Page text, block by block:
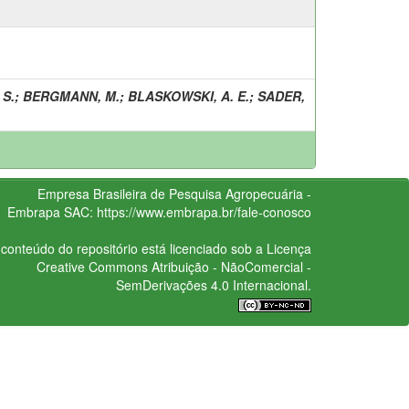
; BERGMANN, M.; BLASKOWSKI, A. E.; SADER,
Empresa Brasileira de Pesquisa Agropecuária -
Embrapa SAC: https://www.embrapa.br/fale-conosco
do repositório está licenciado sob a Licença
Creative CommonsAtribuição - NãoComercial -
SemDerivações 4.0 Internacional.